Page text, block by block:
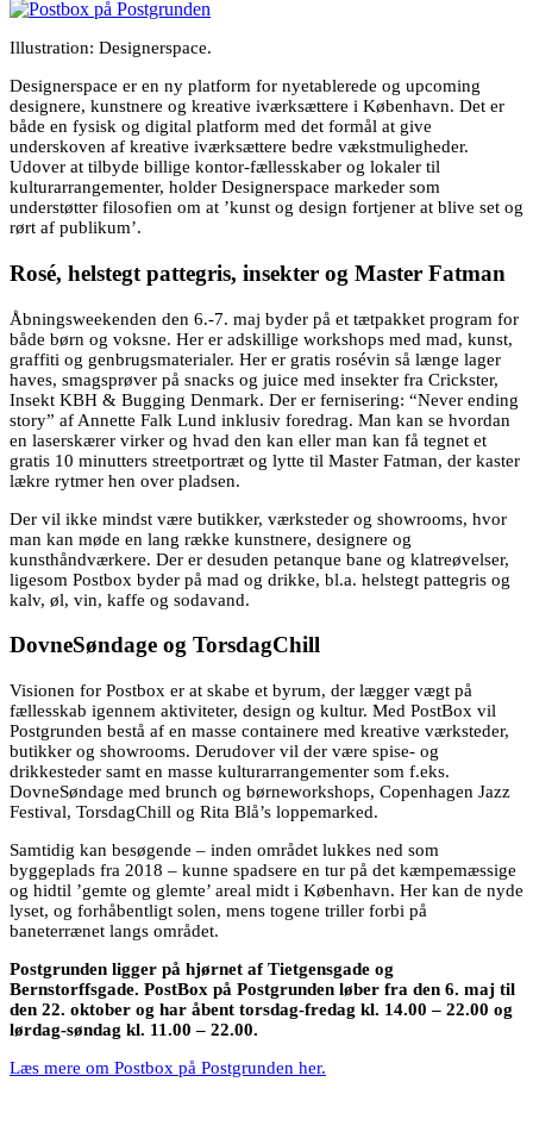
Illustration: Designerspace.
Designerspace er en ny platform for nyetablerede og upcoming
designere, kunstnere og kreative iværksættere i København. Det er
både en fysisk og digital platform med det formål at give
underskoven af kreative iværksættere bedre vækstmuligheder.
Udover at tilbyde billige kontor-fællesskaber og lokaler til
kulturarrangementer, holder Designerspace markeder som
understøtter filosofien om at ’kunst og design fortjener at blive set og
rørt af publikum’.
Rosé, helstegt pattegris, insekter og Master Fatman
Åbningsweekenden den 6.-7. maj byder på et tætpakket program for
både børn og voksne. Her er adskillige workshops med mad, kunst,
graffiti og genbrugsmaterialer. Her er gratis rosévin så længe lager
haves, smagsprøver på snacks og juice med insekter fra Crickster,
Insekt KBH & Bugging Denmark. Der er fernisering: “Never ending
story” af Annette Falk Lund inklusiv foredrag. Man kan se hvordan
en laserskærer virker og hvad den kan eller man kan få tegnet et
gratis 10 minutters streetportræt og lytte til Master Fatman, der kaster
lækre rytmer hen over pladsen.
Der vil ikke mindst være butikker, værksteder og showrooms, hvor
man kan møde en lang række kunstnere, designere og
kunsthåndværkere. Der er desuden petanque bane og klatreøvelser,
ligesom Postbox byder på mad og drikke, bl.a. helstegt pattegris og
kalv, øl, vin, kaffe og sodavand.
DovneSøndage og TorsdagChill
Visionen for Postbox er at skabe et byrum, der lægger vægt på
fællesskab igennem aktiviteter, design og kultur. Med PostBox vil
Postgrunden bestå af en masse containere med kreative værksteder,
butikker og showrooms. Derudover vil der være spise- og
drikkesteder samt en masse kulturarrangementer som f.eks.
DovneSøndage med brunch og børneworkshops, Copenhagen Jazz
Festival, TorsdagChill og Rita Blå’s loppemarked.
Samtidig kan besøgende – inden området lukkes ned som
byggeplads fra 2018 – kunne spadsere en tur på det kæmpemæssige
og hidtil ’gemte og glemte’ areal midt i København. Her kan de nyde
lyset, og forhåbentligt solen, mens togene triller forbi på
baneterrænet langs området.
Postgrunden ligger på hjørnet af Tietgensgade og
Bernstorffsgade. PostBox på Postgrunden løber fra den 6. maj til
den 22. oktober og har åbent torsdag-fredag kl. 14.00 – 22.00 og
lørdag-søndag kl. 11.00 – 22.00.
Læs mere om Postbox på Postgrunden her.